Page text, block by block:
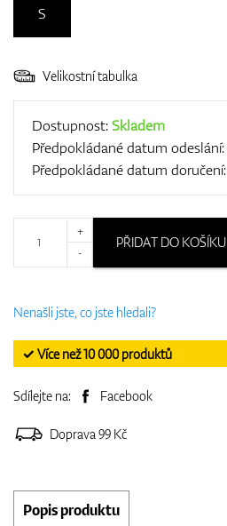
S
Velikostní tabulka
Dostupnost:Skladem
Předpokládané datum odeslání:
Předpokládané datum doručení:
+
-
PŘIDAT DO KOŠÍKU
Nenašli jste, co jste hledali?
✓ Více než 10 000 produktů
Sdílejte na: Facebook
Doprava 99 Kč
Popis produktu